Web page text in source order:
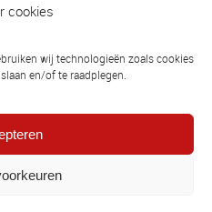
cookies
wij technologieën zoals cookies
en/of te raadplegen.
naar NK-21 te
2015: Judosport